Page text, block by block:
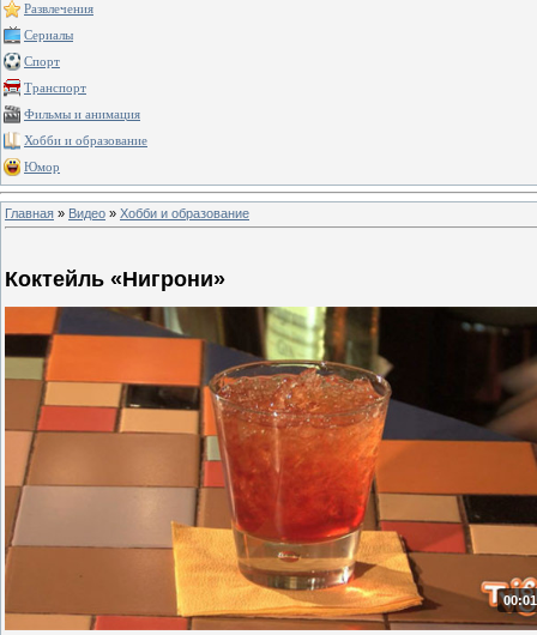
Развлечения
Сериалы
Спорт
Транспорт
Фильмы и анимация
Хобби и образование
Юмор
Главная » Видео » Хобби и образование
Коктейль «Нигрони»